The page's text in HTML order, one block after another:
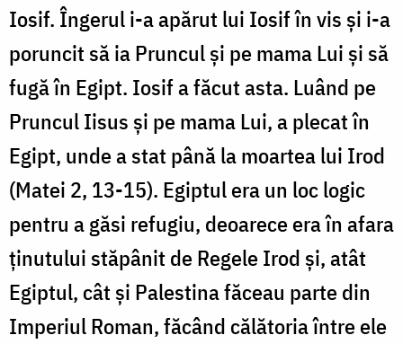
Iosif. Îngerul i-a apărut lui Iosif în vis și i-a
poruncit să ia Pruncul și pe mama Lui și să
fugă în Egipt. Iosif a făcut asta. Luând pe
Pruncul Iisus și pe mama Lui, a plecat în
Egipt, unde a stat până la moartea lui Irod
(Matei 2, 13-15). Egiptul era un loc logic
pentru a găsi refugiu, deoarece era în afara
ținutului stăpânit de Regele Irod și, atât
Egiptul, cât și Palestina făceau parte din
Imperiul Roman, făcând călătoria între ele